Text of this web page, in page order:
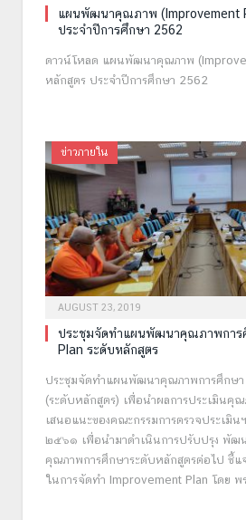
แผนพัฒนาคุณภาพ (Improvement
ประจำปีการศึกษา 2562
ดาวน์โหลด แผนพัฒนาคุณภาพ
หลักสูตร ประจำปีการศึกษา 2562
ข่าวภายใน
AUGUST 23, 2019
ประชุมจัดทำแผนพัฒนาคุณภาพการ
Plan ระดับหลักสูตร
ประชุมจัดทำแผนพัฒนาคุณภาพการศึกษา
(ระดับหลักสูตร) เพื่อนำผลการประเมินคุ
เสนอแนะของคณะกรรมการตรวจประเมิน
๒๕๖๑ เพื่อนำมาดำเนินการปรับปรุง พั
คุณภาพการศึกษาระดับหลักสูตรต่อไป ชี้แ
ในการจัดทำ Improvement Plan โดย พ